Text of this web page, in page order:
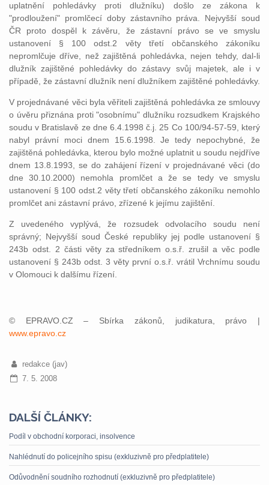
uplatnění pohledávky proti dlužníku) došlo ze zákona k
"prodloužení" promlčecí doby zástavního práva. Nejvyšší soud
ČR proto dospěl k závěru, že zástavní právo se ve smyslu
ustanovení § 100 odst.2 věty třetí občanského zákoníku
nepromlčuje dříve, než zajištěná pohledávka, nejen tehdy, dal-li
dlužník zajištěné pohledávky do zástavy svůj majetek, ale i v
případě, že zástavní dlužník není dlužníkem zajištěné pohledávky.
V projednávané věci byla věřiteli zajištěná pohledávka ze smlouvy
o úvěru přiznána proti "osobnímu" dlužníku rozsudkem Krajského
soudu v Bratislavě ze dne 6.4.1998 č.j. 25 Co 100/94-57-59, který
nabyl právní moci dnem 15.6.1998. Je tedy nepochybné, že
zajištěná pohledávka, kterou bylo možné uplatnit u soudu nejdříve
dnem 13.8.1993, se do zahájení řízení v projednávané věci (do
dne 30.10.2000) nemohla promlčet a že se tedy ve smyslu
ustanovení § 100 odst.2 věty třetí občanského zákoníku nemohlo
promlčet ani zástavní právo, zřízené k jejímu zajištění.
Z uvedeného vyplývá, že rozsudek odvolacího soudu není
správný; Nejvyšší soud České republiky jej podle ustanovení §
243b odst. 2 části věty za středníkem o.s.ř. zrušil a věc podle
ustanovení § 243b odst. 3 věty první o.s.ř. vrátil Vrchnímu soudu
v Olomouci k dalšímu řízení.
© EPRAVO.CZ – Sbírka zákonů, judikatura, právo |
www.epravo.cz
redakce (jav)
7. 5. 2008
DALŠÍ ČLÁNKY:
Podíl v obchodní korporaci, insolvence
Nahlédnutí do policejního spisu (exkluzivně pro předplatitele)
Odůvodnění soudního rozhodnutí (exkluzivně pro předplatitele)